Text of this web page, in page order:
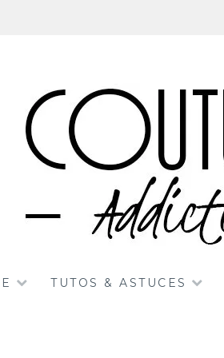
TUTOS & ASTUCES